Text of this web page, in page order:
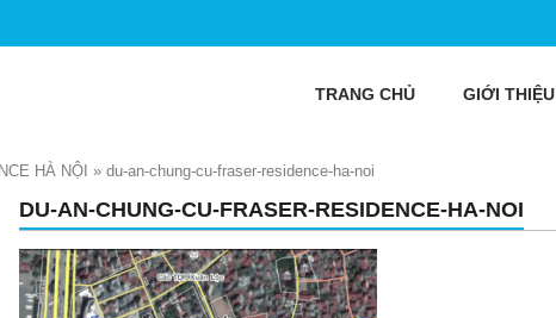
TRANG CHỦ GIỚI THIỆU
HÀ NỘI » du-an-chung-cu-fraser-residence-ha-noi
DU-AN-CHUNG-CU-FRASER-RESIDENCE-HA-NOI